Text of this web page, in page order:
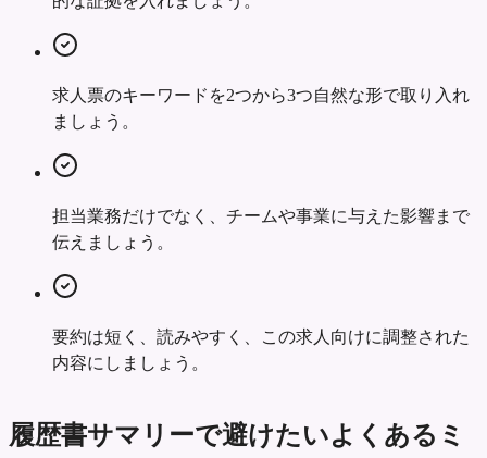
求人票のキーワードを2つから3つ自然な形で取り入れ
ましょう。
担当業務だけでなく、チームや事業に与えた影響まで
伝えましょう。
要約は短く、読みやすく、この求人向けに調整された
内容にしましょう。
履歴書サマリーで避けたいよくあるミ